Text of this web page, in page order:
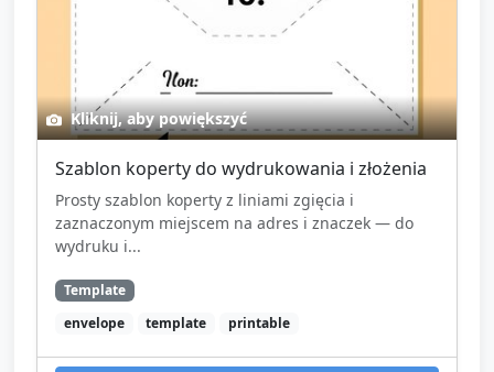
Kliknij, aby powiększyć
Szablon koperty do wydrukowania i złożenia
Prosty szablon koperty z liniami zgięcia i
zaznaczonym miejscem na adres i znaczek — do
wydruku i...
Template
envelope
template printable